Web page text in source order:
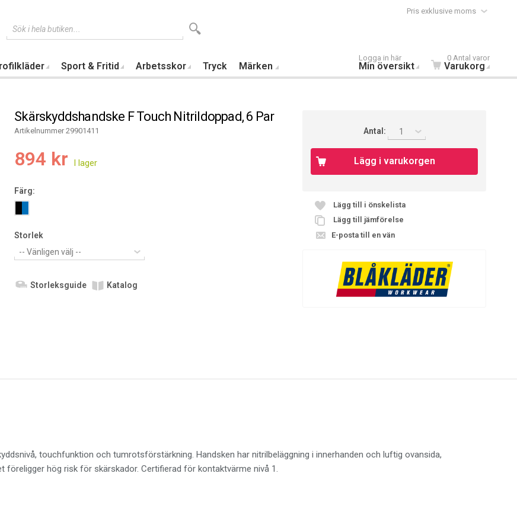
Pris exklusive moms
Sök i hela butiken...
Logga in här
Min översikt
0 Antal varor
Varukorg
Sport & Fritid Arbetsskor Tryck Märken
Skärskyddshandske F Touch Nitrildoppad, 6 Par
Artikelnummer 29901411
894 kr
Färg:
Storlek
-- Vänligen välj --
Storleksguide Katalog
Antal: 1
Lägg i varukorgen
Lägg till i önskelista
Lägg till jämförelse
E-posta till en vän
touchfunktion och tumrotsförstärkning. Handsken har nitrilbeläggning i innerhanden och luftig ovansida,
hög risk för skärskador. Certifierad för kontaktvärme nivå 1.